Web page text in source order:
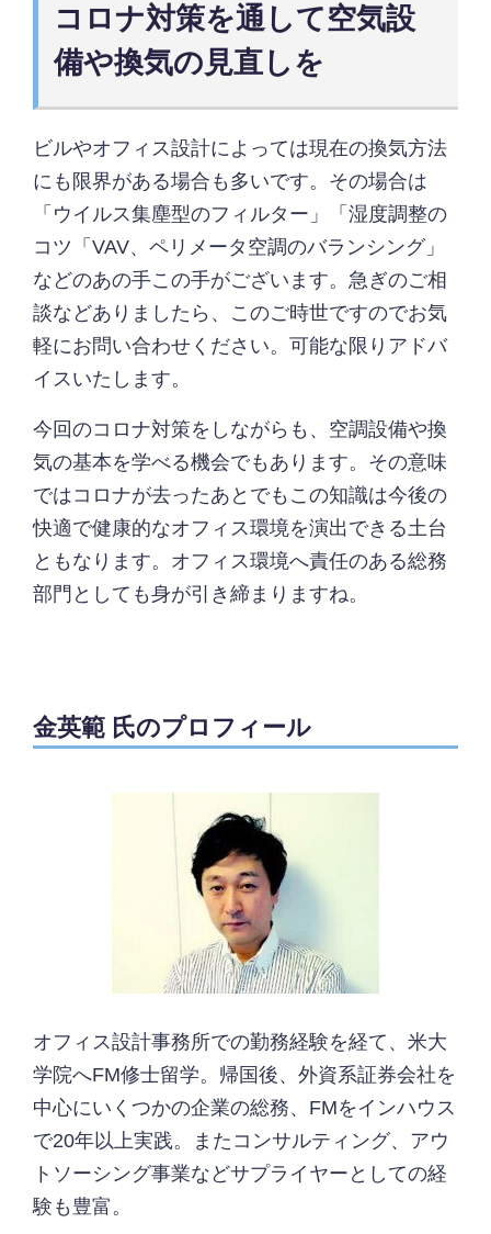
コロナ対策を通して空気設
備や換気の見直しを
ビルやオフィス設計によっては現在の換気方法
にも限界がある場合も多いです。その場合は
「ウイルス集塵型のフィルター」「湿度調整の
コツ「VAV、ペリメータ空調のバランシング」
などのあの手この手がございます。急ぎのご相
談などありましたら、このご時世ですのでお気
軽にお問い合わせください。可能な限りアドバ
イスいたします。
今回のコロナ対策をしながらも、空調設備や換
気の基本を学べる機会でもあります。その意味
ではコロナが去ったあとでもこの知識は今後の
快適で健康的なオフィス環境を演出できる土台
ともなります。オフィス環境へ責任のある総務
部門としても身が引き締まりますね。
金英範 氏のプロフィール
オフィス設計事務所での勤務経験を経て、米大
学院へFM修士留学。帰国後、外資系証券会社を
中心にいくつかの企業の総務、FMをインハウス
で20年以上実践。またコンサルティング、アウ
トソーシング事業などサプライヤーとしての経
験も豊富。